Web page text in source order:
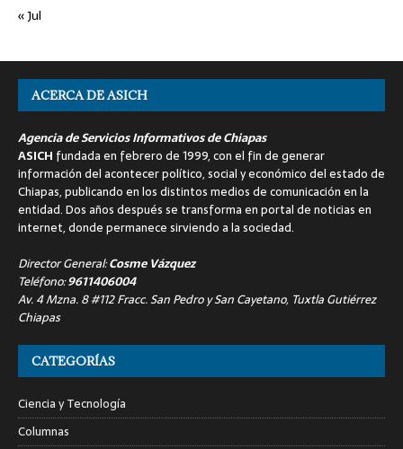
« Jul
ACERCA DE ASICH
Agencia de Servicios Informativos de Chiapas
ASICH fundada en febrero de 1999, con el fin de generar
información del acontecer político, social y económico del estado de
Chiapas, publicando en los distintos medios de comunicación en la
entidad. Dos años después se transforma en portal de noticias en
internet, donde permanece sirviendo a la sociedad.
Director General:Cosme Vázquez
Teléfono:9611406004
Av. 4 Mzna. 8 #112 Fracc. San Pedro y San Cayetano, Tuxtla Gutiérrez
Chiapas
CATEGORÍAS
Ciencia y Tecnología
Columnas